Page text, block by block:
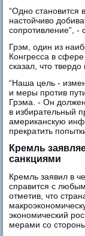
“Одно становится
настойчиво
сопротивление”, -
Грэм, один из
Конгресса в
сказал, что
“Наша цель -
и меры против
Грэма. - Он должен
в избирательный
американскую
прекратить
Кремль
санкциями
Кремль заявил в
справится с
отметив, что
экономический
мерами со